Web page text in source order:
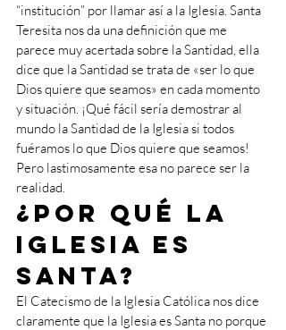
“institución” por llamar así a la Iglesia. Santa
Teresita nos da una definición que me
parece muy acertada sobre la Santidad, ella
dice que la Santidad se trata de «ser lo que
Dios quiere que seamos» en cada momento
y situación. ¡Qué fácil sería demostrar al
mundo la Santidad de la Iglesia si todos
fuéramos lo que Dios quiere que seamos!
Pero lastimosamente esa no parece ser la
realidad.
¿Por qué la
Iglesia es
Santa?
El Catecismo de la Iglesia Católica nos dice
claramente que la Iglesia es Santa no porque